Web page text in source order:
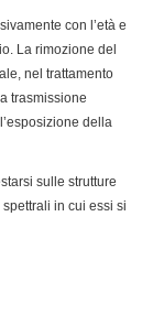
con l’età e
La rimozione del
nel trattamento
trasmissione
della
sulle strutture
in cui essi si